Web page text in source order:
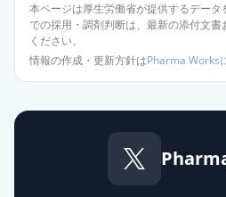
薬価 10.80 円
オロパタジン塩酸塩OD錠
2.5mg「ファイザー」
薬価 10.80 円
オロパタジン塩酸塩OD錠
本ページは厚生労働省が提供するデー
での採用・調剤判断は、最新の添付文
ください。
情報の作成・更新方針はPharma Works